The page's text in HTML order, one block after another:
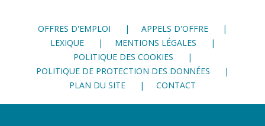
OFFRES D'EMPLOI
APPELS D'OFFRE
LEXIQUE
MENTIONS LÉGALES
POLITIQUE DES COOKIES
POLITIQUE DE PROTECTION DES DONNÉES
PLAN DU SITE
CONTACT